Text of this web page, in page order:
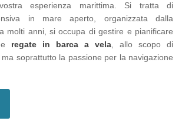
esperienza marittima. Si tratta di
in mare aperto, organizzata dalla
molti anni, si occupa di gestire e pianificare
regate in barca a vela , allo scopo di
soprattutto la passione per la navigazione